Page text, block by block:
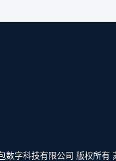
字科技有限公司 版权所有